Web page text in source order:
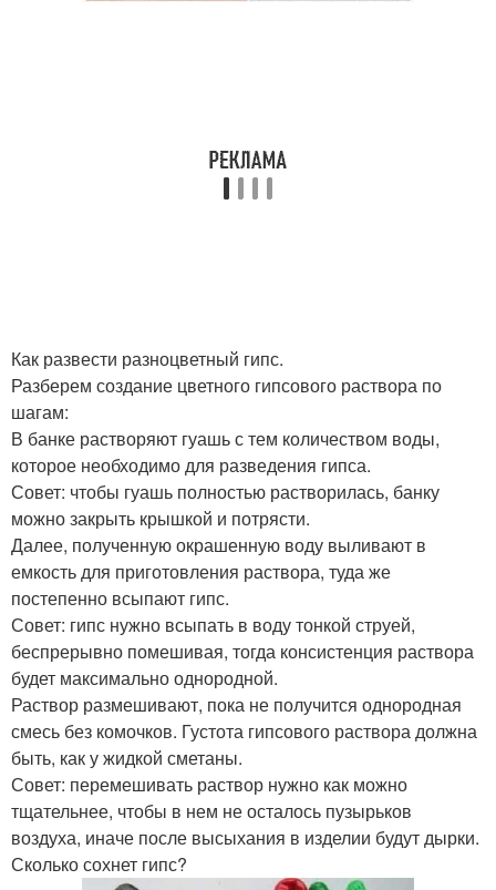
Как развести разноцветный гипс.
Разберем создание цветного гипсового раствора по
шагам:
В банке растворяют гуашь с тем количеством воды,
которое необходимо для разведения гипса.
Совет: чтобы гуашь полностью растворилась, банку
можно закрыть крышкой и потрясти.
Далее, полученную окрашенную воду выливают в
емкость для приготовления раствора, туда же
постепенно всыпают гипс.
Совет: гипс нужно всыпать в воду тонкой струей,
беспрерывно помешивая, тогда консистенция раствора
будет максимально однородной.
Раствор размешивают, пока не получится однородная
смесь без комочков. Густота гипсового раствора должна
быть, как у жидкой сметаны.
Совет: перемешивать раствор нужно как можно
тщательнее, чтобы в нем не осталось пузырьков
воздуха, иначе после высыхания в изделии будут дырки.
Сколько сохнет гипс?